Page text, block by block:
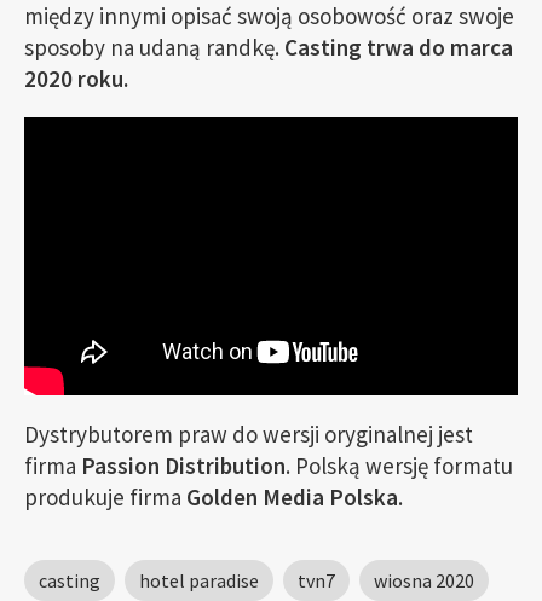
między innymi opisać swoją osobowość oraz swoje
sposoby na udaną randkę. Casting trwa do marca
2020 roku.
Dystrybutorem praw do wersji oryginalnej jest
firma Passion Distribution. Polską wersję formatu
produkuje firma Golden Media Polska.
casting hotel paradise tvn7 wiosna 2020